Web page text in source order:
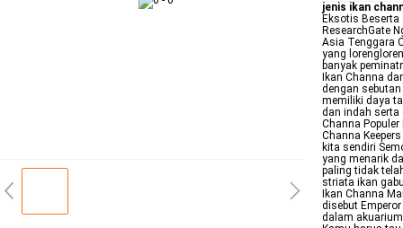
jenis ikan
Eksotis
ResearchGate
Asia Tenggara
yang
banyak
Ikan Channa
dengan
memiliki daya
dan indah serta
Channa
Channa
kita sendiri
yang menarik
paling tidak
striata ikan
Ikan Channa
disebut
dalam